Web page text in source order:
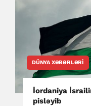
DÜNYA XƏBƏRLƏRI
İordaniya
pisləyib